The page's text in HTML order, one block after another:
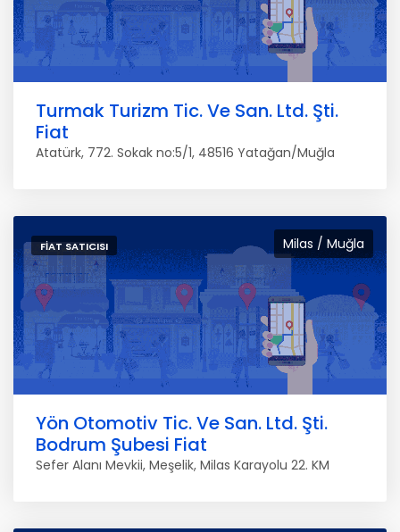
Turmak Turizm Tic. Ve San. Ltd. Şti.
Fiat
Atatürk, 772. Sokak no:5/1, 48516 Yatağan/Muğla
Milas / Muğla
FIAT SATICISI
Yön Otomotiv Tic. Ve San. Ltd. Şti.
Bodrum Şubesi Fiat
Sefer Alanı Mevkii, Meşelik, Milas Karayolu 22. KM